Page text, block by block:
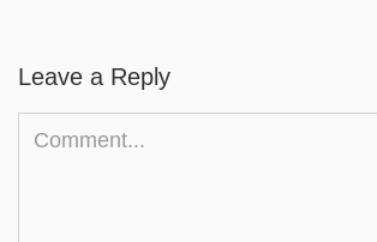
Leave a Reply